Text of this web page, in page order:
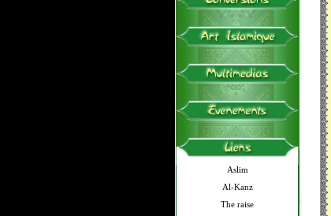
Aslim
Al-Kanz
The raise